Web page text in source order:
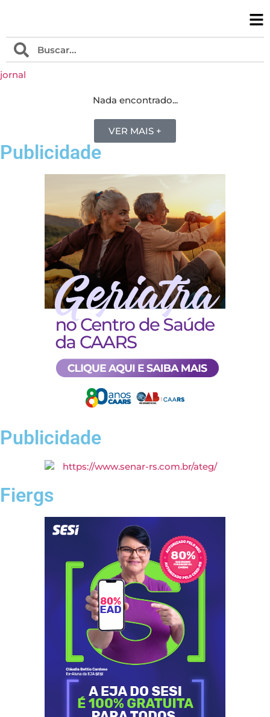
jornal
Nada encontrado...
VER MAIS +
Publicidade
Publicidade
Fiergs